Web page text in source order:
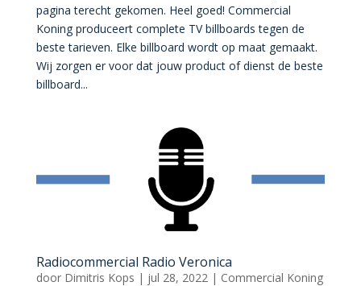
pagina terecht gekomen. Heel goed! Commercial
Koning produceert complete TV billboards tegen de
beste tarieven. Elke billboard wordt op maat gemaakt.
Wij zorgen er voor dat jouw product of dienst de beste
billboard...
Radiocommercial Radio Veronica
door Dimitris Kops | jul 28, 2022 | Commercial Koning